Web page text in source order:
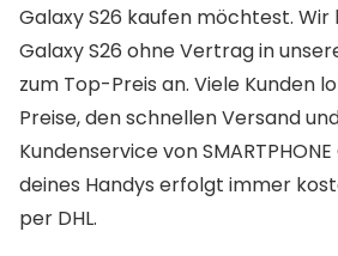
Galaxy S26 kaufen möchtest. Wir
Galaxy S26 ohne Vertrag in
zum Top-Preis an. Viele Kunden
Preise, den schnellen Versand
Kundenservice von
deines Handys erfolgt immer
per DHL.